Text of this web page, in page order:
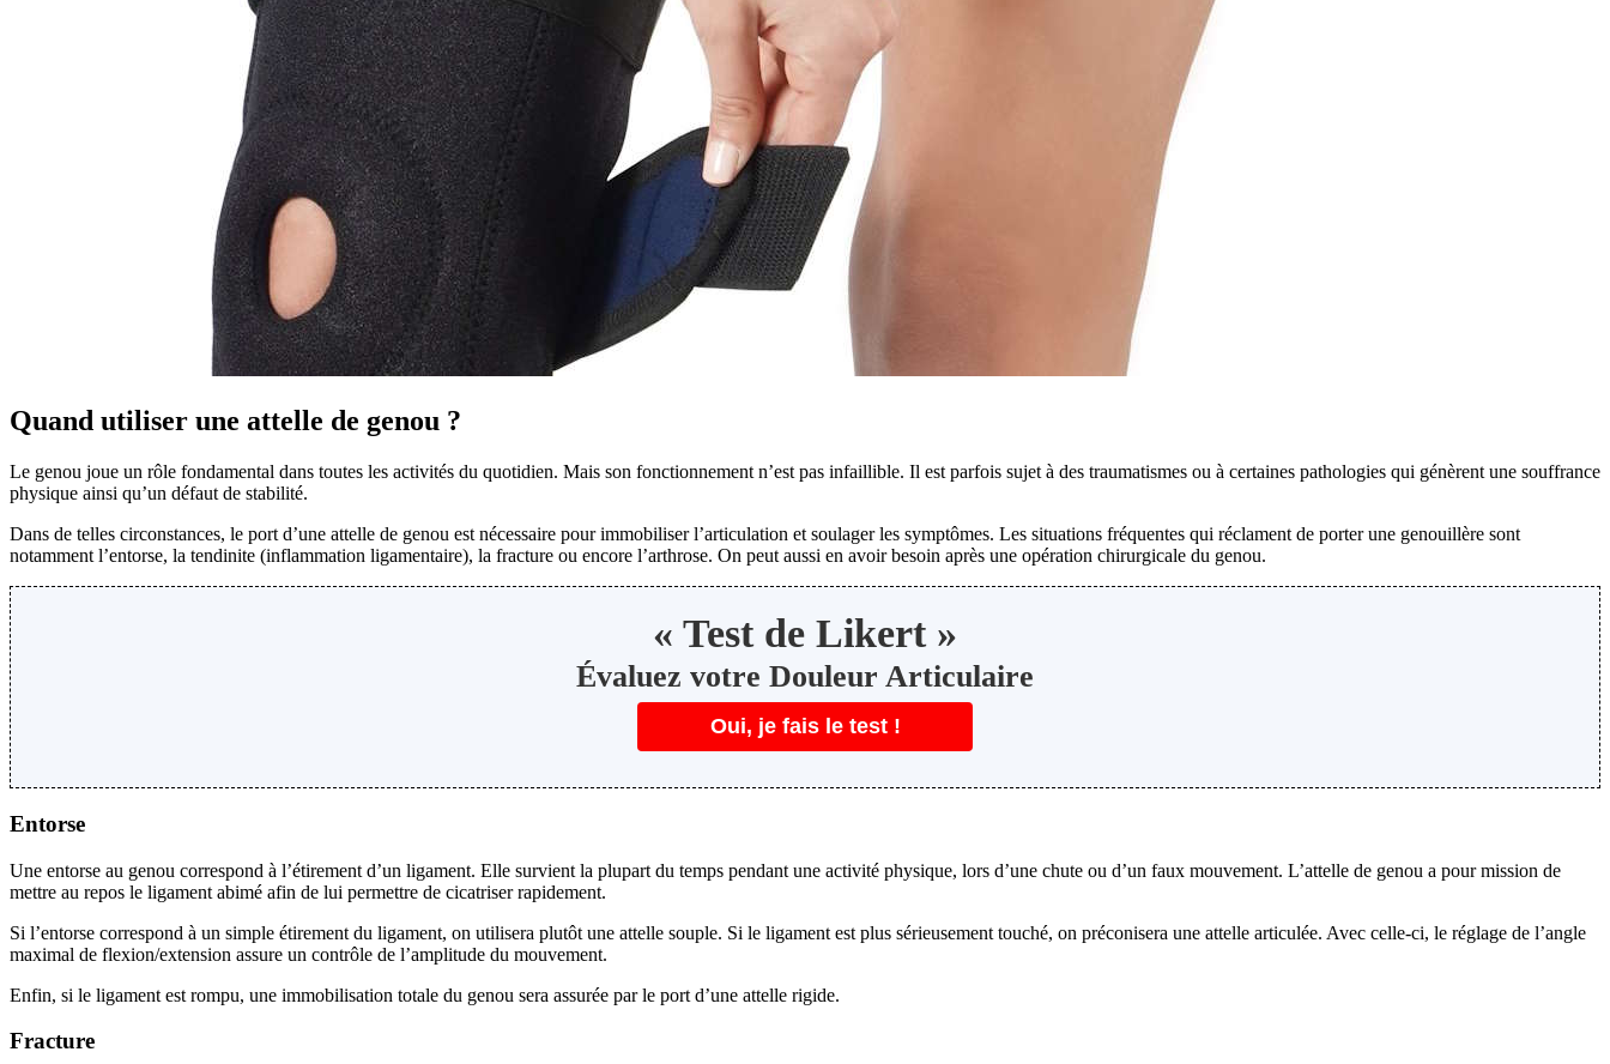
Quand utiliser une attelle de genou ?
Le genou joue un rôle fondamental dans toutes les activités du quotidien. Mais son fonctionnement n’est pas infaillible. Il est parfois sujet à des traumatismes ou à certaines pathologies qui génèrent une souffrance
physique ainsi qu’un défaut de stabilité.
Dans de telles circonstances, le port d’une attelle de genou est nécessaire pour immobiliser l’articulation et soulager les symptômes. Les situations fréquentes qui réclament de porter une genouillère sont
notamment l’entorse, la tendinite (inflammation ligamentaire), la fracture ou encore l’arthrose. On peut aussi en avoir besoin après une opération chirurgicale du genou.
« Test de Likert »
️Évaluez votre Douleur Articulaire
Oui, je fais le test !
Entorse
Une entorse au genou correspond à l’étirement d’un ligament. Elle survient la plupart du temps pendant une activité physique, lors d’une chute ou d’un faux mouvement. L’attelle de genou a pour mission de
mettre au repos le ligament abimé afin de lui permettre de cicatriser rapidement.
Si l’entorse correspond à un simple étirement du ligament, on utilisera plutôt une attelle souple. Si le ligament est plus sérieusement touché, on préconisera une attelle articulée. Avec celle-ci, le réglage de l’angle
maximal de flexion/extension assure un contrôle de l’amplitude du mouvement.
Enfin, si le ligament est rompu, une immobilisation totale du genou sera assurée par le port d’une attelle rigide.
Fracture